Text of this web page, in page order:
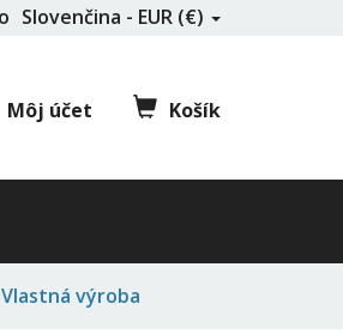
Slovenčina - EUR (€)
Môj účet Košík
Vlastná výroba